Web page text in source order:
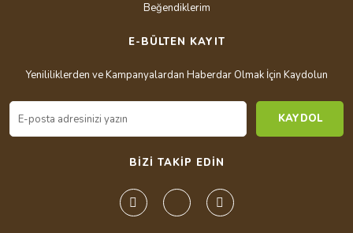
Beğendiklerim
E-BÜLTEN KAYIT
Yenililiklerden ve Kampanyalardan Haberdar Olmak İçin Kaydolun
KAYDOL
BİZİ TAKİP EDİN